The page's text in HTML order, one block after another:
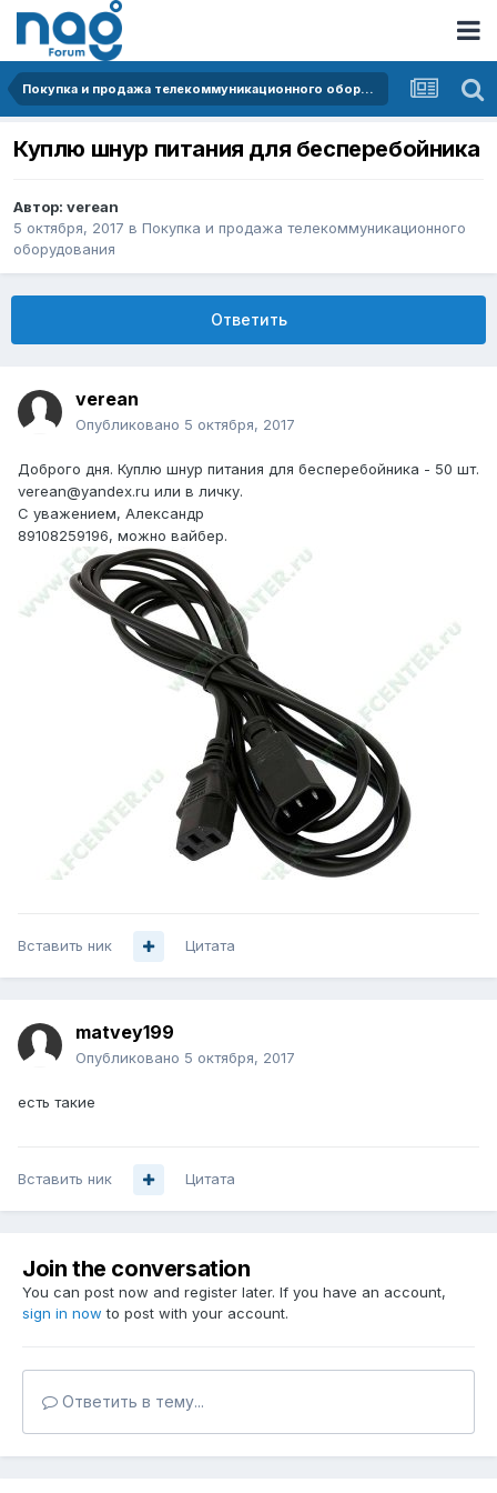
Покупка и продажа телекоммуникационного оборудования
Куплю шнур питания для бесперебойника
Автор: verean
5 октября, 2017 в Покупка и продажа телекоммуникационного
оборудования
Ответить
verean
Опубликовано 5 октября, 2017
Доброго дня. Куплю шнур питания для бесперебойника - 50 шт.
verean@yandex.ru или в личку.
С уважением, Александр
89108259196, можно вайбер.
Вставить ник Цитата
matvey199
Опубликовано 5 октября, 2017
есть такие
Вставить ник Цитата
Join the conversation
You can post now and register later. If you have an account,
sign in now to post with your account.
Ответить в тему...